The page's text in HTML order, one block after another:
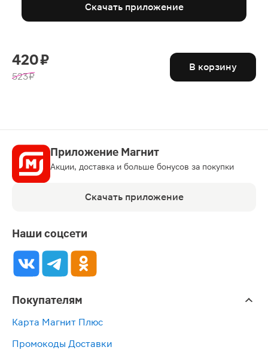
Скачать приложение
420 ₽
523 ₽
В корзину
Приложение Магнит
Акции, доставка и больше бонусов за покупки
Скачать приложение
Наши соцсети
Покупателям
Карта Магнит Плюс
Промокоды Доставки